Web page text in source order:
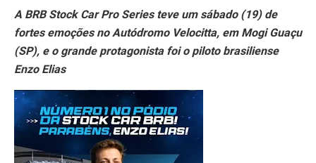
A BRB Stock Car Pro Series teve um sábado (19) de
fortes emoções no Autódromo Velocitta, em Mogi Guaçu
(SP), e o grande protagonista foi o piloto brasiliense
Enzo Elias